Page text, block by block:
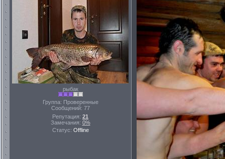
рыбак
Группа: Проверенные
Сообщений: 77
Репутация: 21
Замечания: 0%
Статус: Offline